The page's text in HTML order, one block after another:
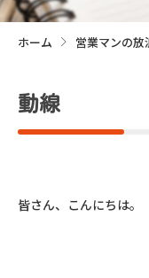
ホーム >営業マンの放
動線
皆さん、こんにちは。